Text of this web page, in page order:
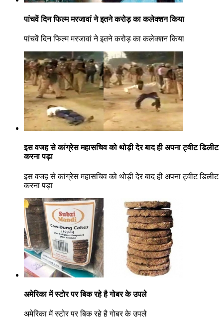
पांचवें दिन फिल्म मरजावां ने इतने करोड़ का कलेक्शन किया
पांचवें दिन फिल्म मरजावां ने इतने करोड़ का कलेक्शन किया
इस वजह से कांग्रेस महासचिव को थोड़ी देर बाद ही अपना ट्वीट डिलीट
करना पड़ा
इस वजह से कांग्रेस महासचिव को थोड़ी देर बाद ही अपना ट्वीट डिलीट
करना पड़ा
अमेरिका में स्टोर पर बिक रहे है गोबर के उपले
अमेरिका में स्टोर पर बिक रहे है गोबर के उपले